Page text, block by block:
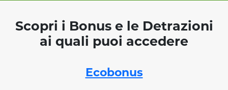
Scopri i Bonus e le Detrazioni
ai quali puoi accedere
Ecobonus